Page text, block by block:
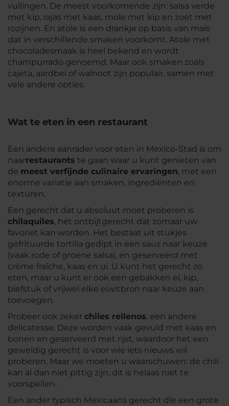
vullingen. De meest voorkomende zijn: salsa verde
met kip, rajas met kaas, mole met kip en zoet met
rozijnen. En atole is een drankje op basis van maïs
dat in verschillende smaken voorkomt. Atole met
chocoladesmaak is heel bekend en wordt
champurrado genoemd. Maar ook smaken zoals
cajeta, aardbei of walnoot zijn populair, samen met
vele andere opties.
Wat te eten in een restaurant
Een andere aanrader voor eten in Mexico-Stad is om
naarrestaurants te gaan waar u kunt genieten van
de meest verfijnde culinaire ervaringen, met een
enorme variatie aan smaken, ingrediënten en
texturen.
Een gerecht dat u absoluut moet proberen is
chilaquiles, hét ontbijtgerecht dat zomaar uw
favoriet kan worden. Het bestaat uit stukjes
gefrituurde tortilla gedipt in een saus naar keuze
(vaak rode of groene salsa), en geserveerd met
crème fraîche, kaas en ui. U kunt het gerecht zo
eten, maar u kunt er ook een gebakken ei, kip,
biefstuk of vrijwel elke eiwitbron naar keuze aan
toevoegen.
Probeer ook zeker chiles rellenos, een andere
delicatesse. Deze worden vaak gevuld met kaas en
bonen en geserveerd met rijst, waardoor het een
geweldig gerecht is voor wie iets nieuws wil
proberen. Maar we moeten u waarschuwen: de chili
kan al dan niet pittig zijn, dit is helaas niet te
voorspellen.
Een ander typisch Mexicaans gerecht die een grote